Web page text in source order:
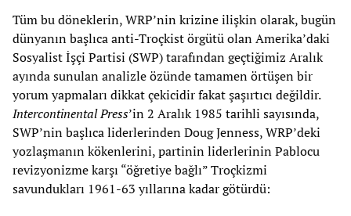
Tüm bu döneklerin, WRP’nin krizine ilişkin olarak, bugün
dünyanın başlıca anti-Troçkist örgütü olan Amerika’daki
Sosyalist İşçi Partisi (SWP) tarafından geçtiğimiz Aralık
ayında sunulan analizle özünde tamamen örtüşen bir
yorum yapmaları dikkat çekicidir fakat şaşırtıcı değildir.
Intercontinental Press’in 2 Aralık 1985 tarihli sayısında,
SWP’nin başlıca liderlerinden Doug Jenness, WRP’deki
yozlaşmanın kökenlerini, partinin liderlerinin Pablocu
revizyonizme karşı “öğretiye bağlı” Troçkizmi
savundukları 1961-63 yıllarına kadar götürdü: